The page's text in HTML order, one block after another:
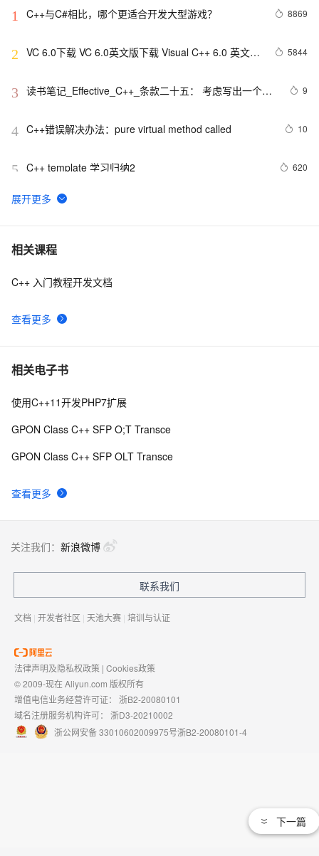
1 C++与C#相比，哪个更适合开发大型游戏？ 8869
2 VC 6.0下载 VC 6.0英文版下载 Visual C++ 6.0 英文企
5844
3 读书笔记_Effective_C++_条款二十五： 考虑写出一个不
9
4 C++错误解决办法：pure virtual method called 10
5 C++ template 学习归纳2 620
6 c++ float 带 e 的指数
7 【OJ】A*(start)算法c++初步实现
8 【C++调试】深入探索C++调试：从DWARF到堆栈解析
9 【C++STL基础入门】深入浅出string类的比较
10
相关课程
查看更多
C++ 入门教程开发文档
相关电子书
查看更多
使用C++11开发PHP7扩展
GPON Class C++ SFP O;T Transce
GPON Class C++ SFP OLT Transce
下一篇
关注我们： 新浪微博
联系我们
文档 | 开发者社区 | 天池大赛 | 培训与认证
法律声明及隐私权政策 | Cookies政策
© 2009-现在 Aliyun.com 版权所有
增值电信业务经营许可证： 浙B2-20080101
域名注册服务机构许可： 浙D3-20210002
浙公网安备 33010602009975号浙B2-20080101-4